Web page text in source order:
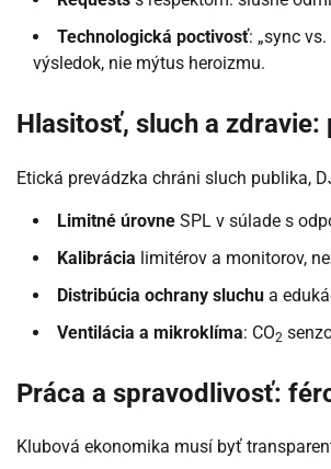
Technologická poctivosť: „sync
výsledok, nie mýtus heroizmu.
Hlasitosť, sluch a
Etická prevádzka chráni sluch publika,
Limitné úrovne SPL v súlade s
Kalibrácia limitérov a monitorov,
Distribúcia ochrany sluchu a
Ventilácia a mikroklíma: CO2
Práca a spravodlivosť:
Klubová ekonomika musí byť